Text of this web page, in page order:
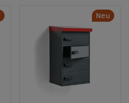
Neu